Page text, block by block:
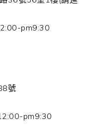
pm9:30
號
pm9:30